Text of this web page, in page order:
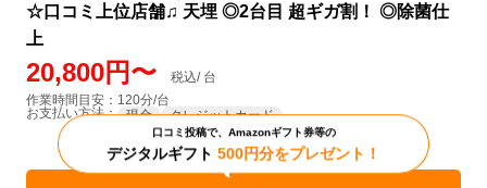
☆口コミ上位店舗♫ 天埋 ◎2台目 超ギガ割！ ◎除菌仕
上
20,800円〜
税込/ 台
作業時間目安：120分/台
お支払い方法： 現金 クレジットカード
口コミ投稿で、Amazonギフト券等の
デジタルギフト 500円分をプレゼント！